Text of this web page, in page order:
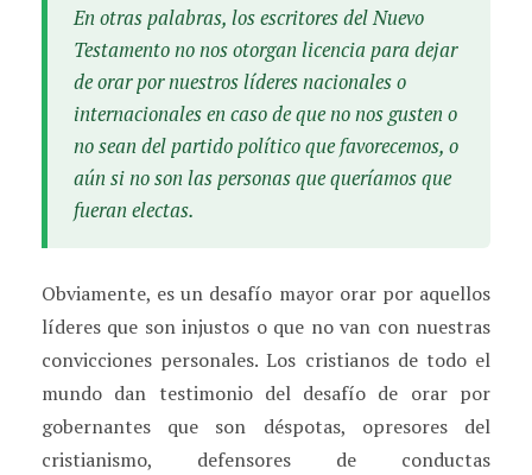
En otras palabras, los escritores del Nuevo
Testamento no nos otorgan licencia para dejar
de orar por nuestros líderes nacionales o
internacionales en caso de que no nos gusten o
no sean del partido político que favorecemos, o
aún si no son las personas que queríamos que
fueran electas.
Obviamente, es un desafío mayor orar por aquellos
líderes que son injustos o que no van con nuestras
convicciones personales. Los cristianos de todo el
mundo dan testimonio del desafío de orar por
gobernantes que son déspotas, opresores del
cristianismo, defensores de conductas